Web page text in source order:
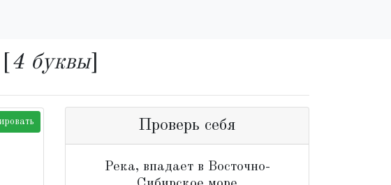
4 буквы]
Проверь себя
Река, впадает в Восточно-